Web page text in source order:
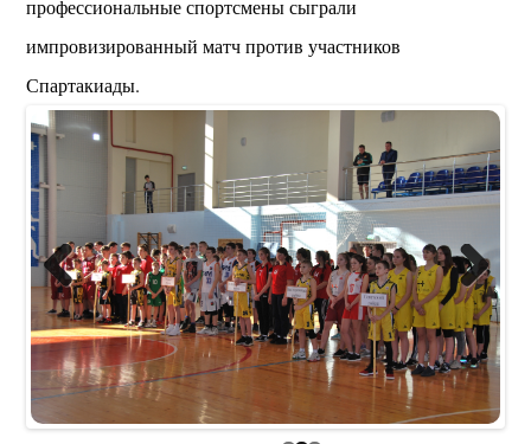
профессиональные спортсмены сыграли
импровизированный матч против участников
Спартакиады.
Previous Next